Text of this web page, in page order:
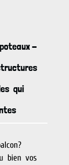
-
qui
bien vos